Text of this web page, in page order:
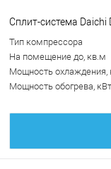
Сплит-система Daichi
Тип компрессора
На помещение до, кв.м
Мощность охлаждения,
Мощность обогрева,